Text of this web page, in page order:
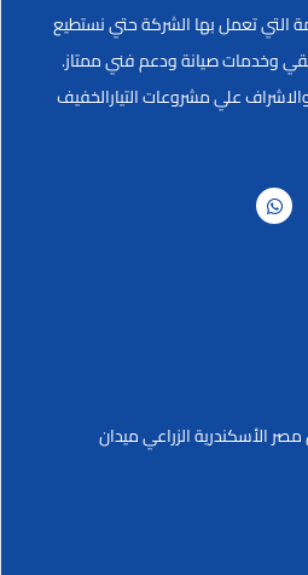
التي تعمل بها الشركة حتي نستطيع
وخدمات صيانة ودعم فني ممتاز.
علي مشروعات التيارالخفيف
الأسكندرية الزراعي ميدان